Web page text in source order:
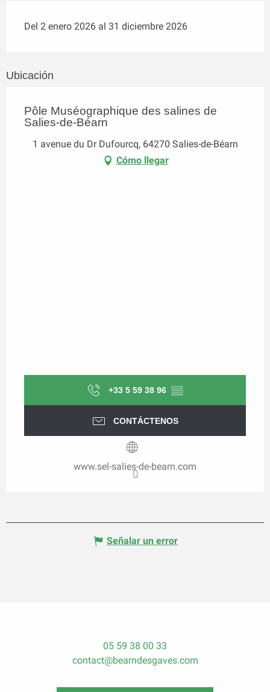
Del 2 enero 2026 al 31 diciembre 2026
Ubicación
Pôle Muséographique des salines de
Salies-de-Béarn
1 avenue du Dr Dufourcq, 64270 Salies-de-Béarn
Cómo llegar
+33 5 59 38 96 ▒▒
CONTÁCTENOS
www.sel-salies-de-bearn.com
Señalar un error
05 59 38 00 33
contact@bearndesgaves.com